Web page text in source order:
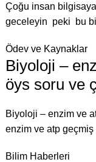
Çoğu insan
geceleyin peki bu
Ödev ve Kaynaklar
Biyoloji –
öys soru ve
Biyoloji – enzim ve
enzim ve atp geçmiş
Bilim Haberleri